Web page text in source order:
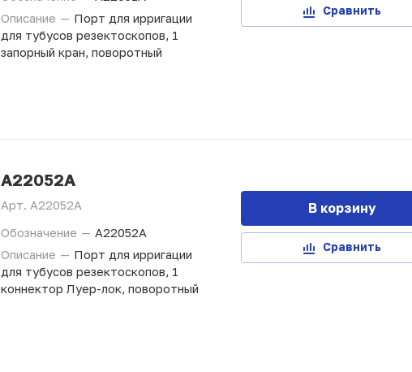
Описание — Порт для ирригации
для тубусов резектоскопов, 1
запорный кран, поворотный
Сравнить
A22052A
Арт. A22052A
Обозначение — A22052A
Описание — Порт для ирригации
для тубусов резектоскопов, 1
коннектор Луер-лок, поворотный
В корзину
Сравнить